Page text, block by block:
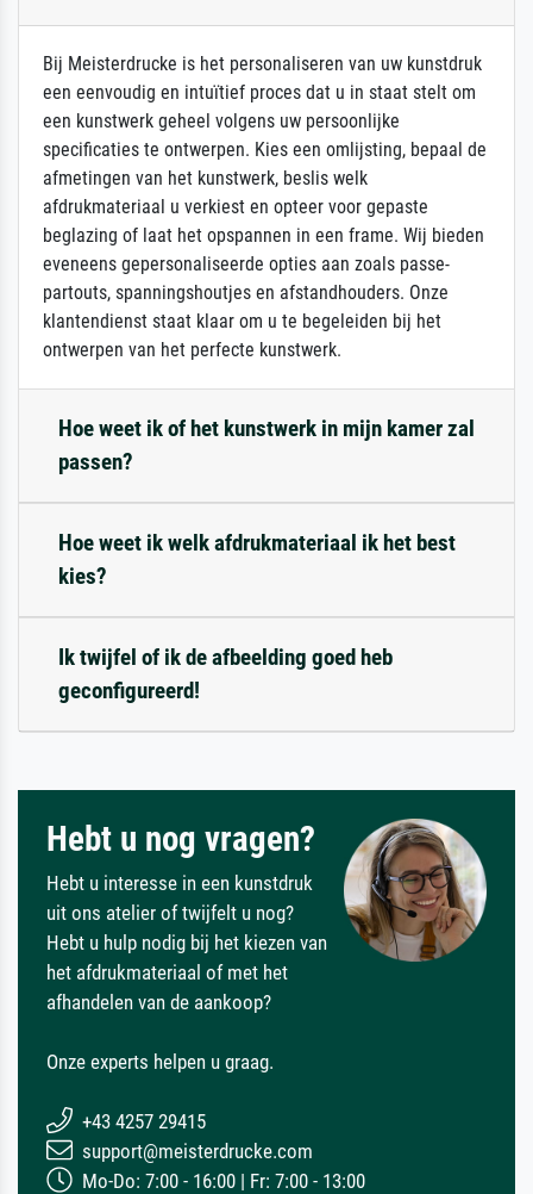
Bij Meisterdrucke is het personaliseren van uw kunstdruk
een eenvoudig en intuïtief proces dat u in staat stelt om
een kunstwerk geheel volgens uw persoonlijke
specificaties te ontwerpen. Kies een omlijsting, bepaal de
afmetingen van het kunstwerk, beslis welk
afdrukmateriaal u verkiest en opteer voor gepaste
beglazing of laat het opspannen in een frame. Wij bieden
eveneens gepersonaliseerde opties aan zoals passe-
partouts, spanningshoutjes en afstandhouders. Onze
klantendienst staat klaar om u te begeleiden bij het
ontwerpen van het perfecte kunstwerk.
Hoe weet ik of het kunstwerk in mijn kamer zal
passen?
Hoe weet ik welk afdrukmateriaal ik het best
kies?
Ik twijfel of ik de afbeelding goed heb
geconfigureerd!
Hebt u nog vragen?
Hebt u interesse in een kunstdruk
uit ons atelier of twijfelt u nog?
Hebt u hulp nodig bij het kiezen van
het afdrukmateriaal of met het
afhandelen van de aankoop?
Onze experts helpen u graag.
+43 4257 29415
support@meisterdrucke.com
Mo-Do: 7:00 - 16:00 | Fr: 7:00 - 13:00